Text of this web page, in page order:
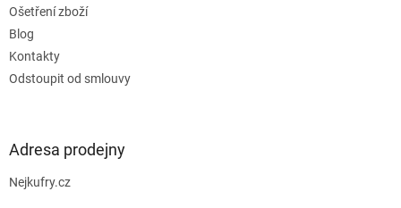
Ošetření zboží
Blog
Kontakty
Odstoupit od smlouvy
Adresa prodejny
Nejkufry.cz